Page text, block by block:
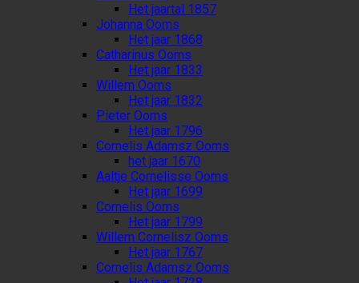
Het jaartal 1857
Johanna Ooms
Het jaar 1868
Catharinus Ooms
Het jaar 1833
Willem Ooms
Het jaar 1832
Pieter Ooms
Het jaar 1796
Cornelis Adamsz Ooms
het jaar 1670
Aaltje Cornelisse Ooms
Het jaar 1699
Cornelis Ooms
Het jaar 1799
Willem Cornelisz Ooms
Het jaar 1767
Cornelis Adamsz Ooms